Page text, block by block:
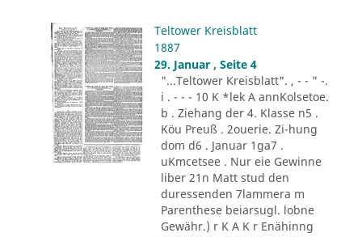
Teltower Kreisblatt
1887
29. Januar , Seite 4
"...Teltower Kreisblatt". , - - " -.
i . - - - 10 K *lek A annKolsetoe.
b . Ziehang der 4. Klasse n5 .
Köu Preuß . 2ouerie. Zi-hung
dom d6 . Januar 1ga7 .
uKmcetsee . Nur eie Gewinne
liber 21n Matt stud den
duressenden 7lammera m
Parenthese beiarsugl. lobne
Gewähr.) r K A K r Enähinng